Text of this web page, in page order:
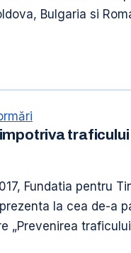
Bulgaria si
traficului
Fundatia pentru
la cea de-a
„Prevenirea